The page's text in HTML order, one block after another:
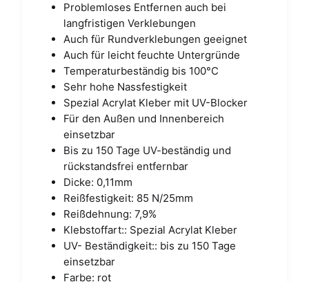
Problemloses Entfernen auch bei
langfristigen Verklebungen
Auch für Rundverklebungen geeignet
Auch für leicht feuchte Untergründe
Temperaturbeständig bis 100°C
Sehr hohe Nassfestigkeit
Spezial Acrylat Kleber mit UV-Blocker
Für den Außen und Innenbereich
einsetzbar
Bis zu 150 Tage UV-beständig und
rückstandsfrei entfernbar
Dicke: 0,11mm
Reißfestigkeit: 85 N/25mm
Reißdehnung: 7,9%
Klebstoffart:: Spezial Acrylat Kleber
UV- Beständigkeit:: bis zu 150 Tage
einsetzbar
Farbe: rot